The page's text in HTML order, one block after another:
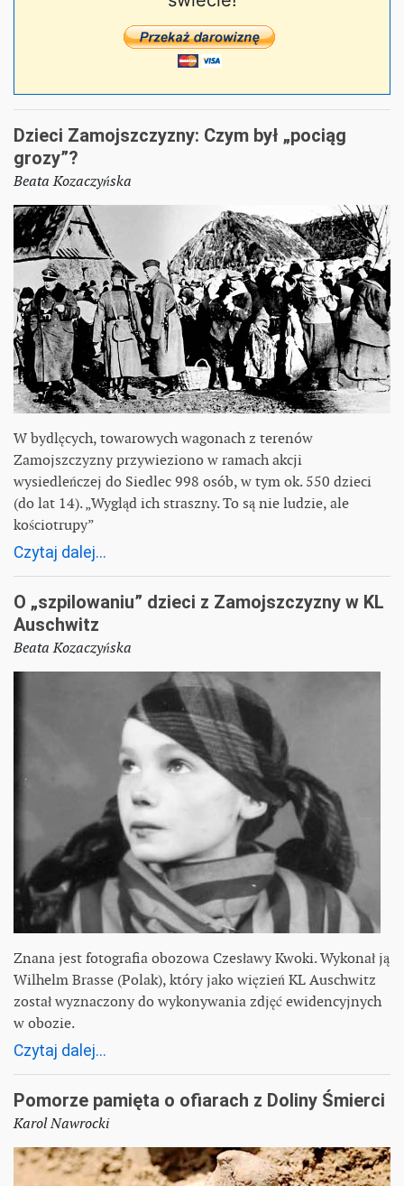
Dzieci Zamojszczyzny: Czym był „pociąg
grozy”?
Beata Kozaczyńska
W bydlęcych, towarowych wagonach z terenów
Zamojszczyzny przywieziono w ramach akcji
wysiedleńczej do Siedlec 998 osób, w tym ok. 550 dzieci
(do lat 14). „Wygląd ich straszny. To są nie ludzie, ale
kościotrupy”
Czytaj dalej...
O „szpilowaniu” dzieci z Zamojszczyzny w KL
Auschwitz
Beata Kozaczyńska
Znana jest fotografia obozowa Czesławy Kwoki. Wykonał ją
Wilhelm Brasse (Polak), który jako więzień KL Auschwitz
został wyznaczony do wykonywania zdjęć ewidencyjnych
w obozie.
Czytaj dalej...
Pomorze pamięta o ofiarach z Doliny Śmierci
Karol Nawrocki